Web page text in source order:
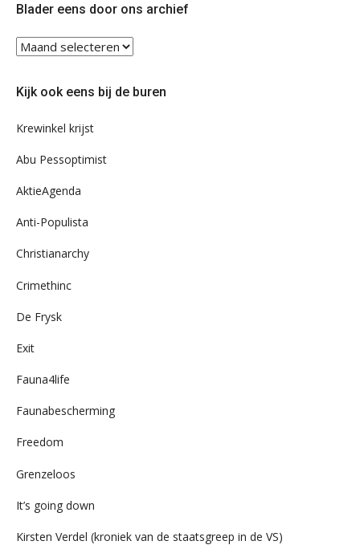
Blader eens door ons archief
Blader
eens
ons
Kijk ook eens bij de buren
Krewinkel krijst
Abu Pessoptimist
AktieAgenda
Anti-Populista
Christianarchy
Crimethinc
De Frysk
Exit
Fauna4life
Faunabescherming
Freedom
Grenzeloos
It’s going down
Kirsten Verdel (kroniek van de staatsgreep in de VS)